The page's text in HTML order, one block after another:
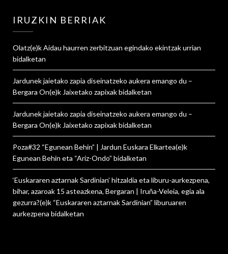
IRUZKIN BERRIAK
Olatz(e)kAidau haurren zerbitzuan egindako ekintzak urrian
bidalketan
Jardunek jaietako zapia diseinatzeko aukera emango du –
Bergara On(e)k Jaixetako zapixakbidalketan
Jardunek jaietako zapia diseinatzeko aukera emango du –
Bergara On(e)k Jaixetako zapixakbidalketan
Poza#32 “Egunean Behin” | Jardun Euskara Elkartea(e)k
Egunean Behin eta “Ariz-Ondo” bidalketan
‘Euskararen aztarnak Sardinian’ hitzaldia eta liburu-aurkezpena,
bihar, azaroak 15 asteazkena, Bergaran | Iruña-Veleia, egia ala
gezurra?(e)k “Euskararen aztarnak Sardinian” liburuaren
aurkezpena bidalketan